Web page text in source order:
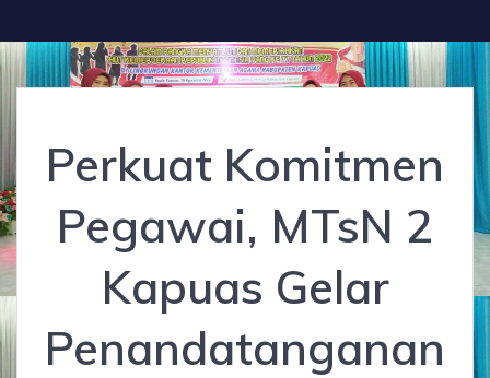
Perkuat Komitmen
Pegawai, MTsN 2
Kapuas Gelar
Penandatanganan